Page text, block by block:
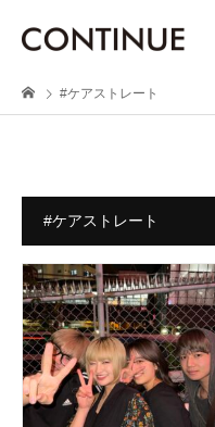
#ケアストレート
#ケアストレート